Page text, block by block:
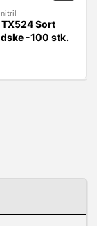
TX524 Sort
-100 stk.